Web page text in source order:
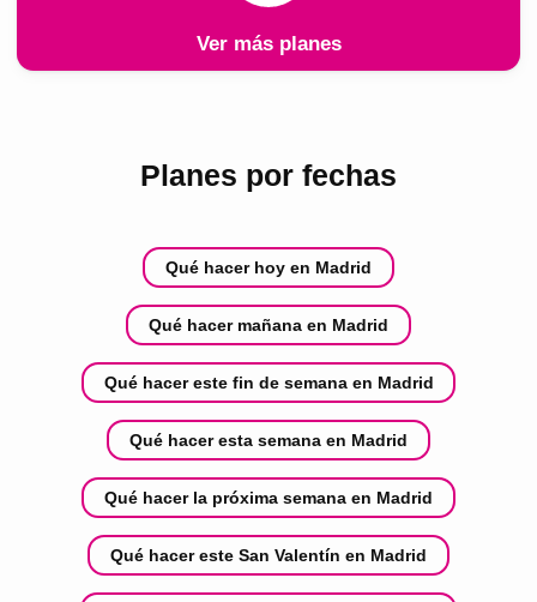
Ver más planes
Planes por fechas
Qué hacer hoy en Madrid
Qué hacer mañana en Madrid
Qué hacer este fin de semana en Madrid
Qué hacer esta semana en Madrid
Qué hacer la próxima semana en Madrid
Qué hacer este San Valentín en Madrid